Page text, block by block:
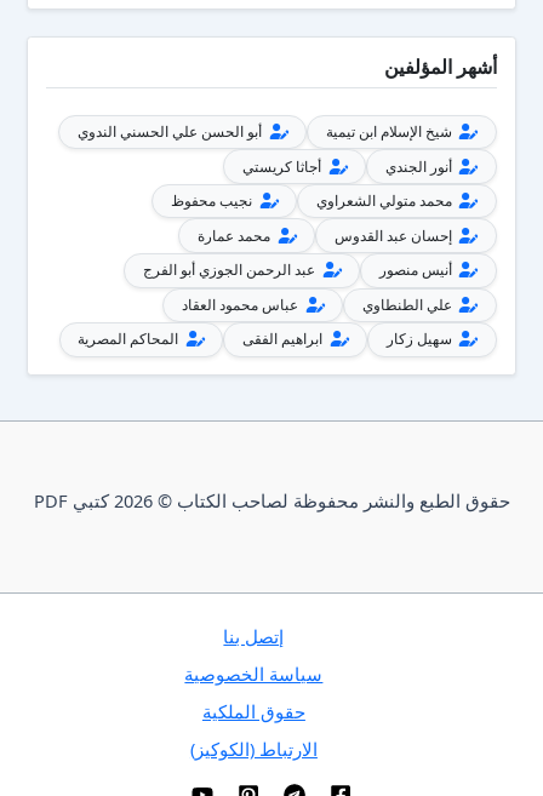
أشهر المؤلفين
شيخ الإسلام ابن تيمية
أبو الحسن علي الحسني الندوي
أنور الجندي
أجاثا كريستي
محمد متولي الشعراوي
نجيب محفوظ
إحسان عبد القدوس
محمد عمارة
أنيس منصور
عبد الرحمن الجوزي أبو الفرج
علي الطنطاوي
عباس محمود العقاد
سهيل زكار
ابراهيم الفقى المحاكم المصرية
حقوق الطبع والنشر محفوظة لصاحب الكتاب © 2026 كتبي PDF
إتصل بنا
سياسة الخصوصية
حقوق الملكية
الارتباط (الكوكيز)